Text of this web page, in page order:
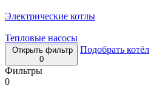
Электрические котлы
Тепловые насосы
Открыть фильтр
0
Подобрать котёл
Фильтры
0